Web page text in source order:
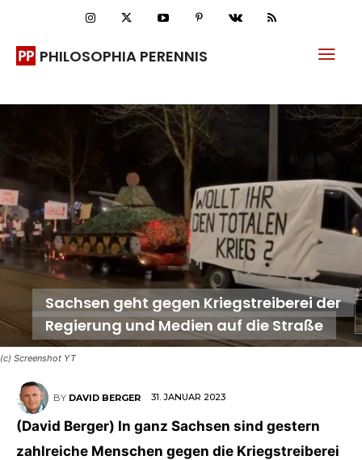
PHILOSOPHIA PERENNIS
(c) Screenshot YT
Sachsen geht gegen Kriegstreiberei der
Regierung und Medien auf die Straße
BY DAVID BERGER 31. JANUAR 2023
(David Berger) In ganz Sachsen sind gestern
zahlreiche Menschen gegen die Kriegstreiberei